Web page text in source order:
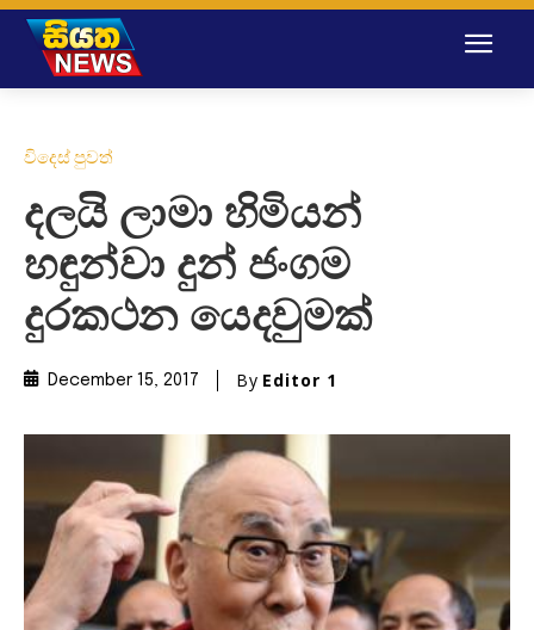
විදෙස් පුවත්
දලයි ලාමා හිමියන්
හඳුන්වා දුන් ජංගම
දුරකථන යෙදවුමක්
December 15, 2017 By Editor 1